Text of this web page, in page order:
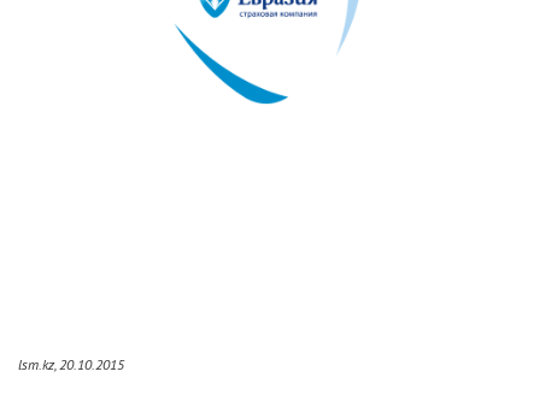
lsm.kz, 20.10.2015